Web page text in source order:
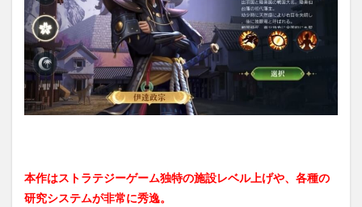
まし
ょ
う！
2.2
領土
を拡
大し
2.3
王城
本作はストラテジーゲーム独特の施設レベル上げや、各種の
研究システムが非常に秀逸。